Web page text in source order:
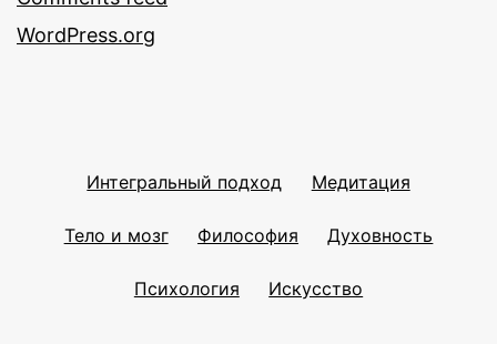
WordPress.org
Интегральный подход Медитация
Тело и мозг Философия Духовность
Психология Искусство